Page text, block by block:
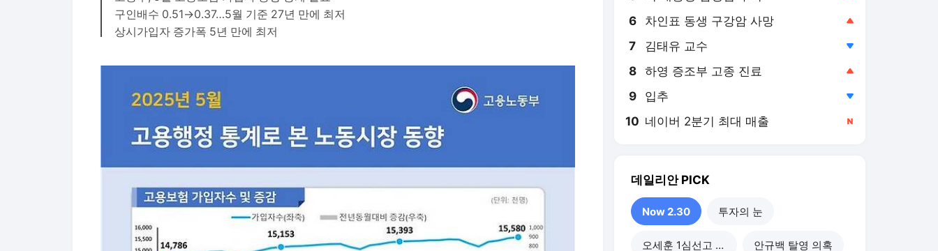
구인배수 0.51→0.37…5월 기준 27년 만에 최저
상시가입자 증가폭 5년 만에 최저
6 차인표 동생 구강암 사망
7 김태유 교수
8 하영 증조부 고종 진료
9 입추
10 네이버 2분기 최대 매출
데일리안PICK
Now 2.30 투자의 눈
오세훈 1심선고 이후 안규백 탈영 의혹